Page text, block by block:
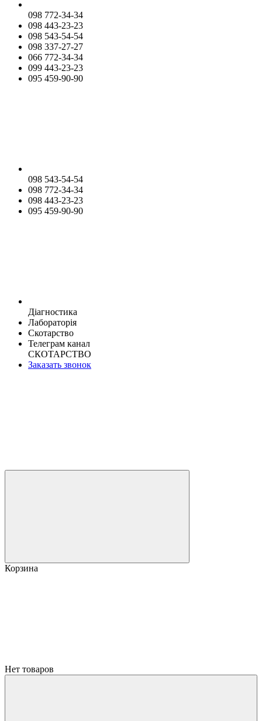
098 772-34-34
098 443-23-23
098 543-54-54
098 337-27-27
066 772-34-34
099 443-23-23
095 459-90-90
098 543-54-54
098 772-34-34
098 443-23-23
095 459-90-90
Діагностика
Лабораторія
Скотарство
Телеграм канал
СКОТАРСТВО
Заказать звонок
Корзина
Нет товаров